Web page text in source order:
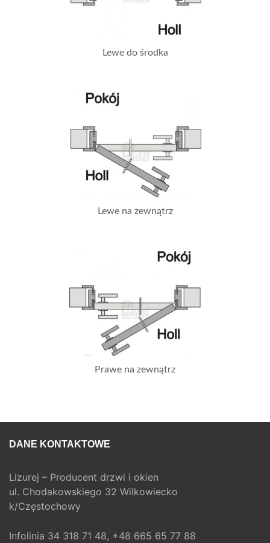
Lewe do środka
Lewe na zewnątrz
Prawe na zewnątrz
DANE KONTAKTOWE
Lizurej – Producent drzwi i okien
ul. Chodakowskiego 32 Wilkowiecko
k/Częstochowy
Infolinia 34 318 71 48, +48 665 65 77 88